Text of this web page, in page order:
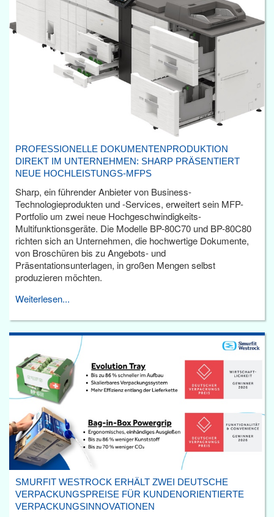
PROFESSIONELLE DOKUMENTENPRODUKTION
DIREKT IM UNTERNEHMEN: SHARP PRÄSENTIERT
NEUE HOCHLEISTUNGS-MFPS
Sharp, ein führender Anbieter von Business-
Technologieprodukten und -Services, erweitert sein MFP-
Portfolio um zwei neue Hochgeschwindigkeits-
Multifunktionsgeräte. Die Modelle BP-80C70 und BP-80C80
richten sich an Unternehmen, die hochwertige Dokumente,
von Broschüren bis zu Angebots- und
Präsentationsunterlagen, in großen Mengen selbst
produzieren möchten.
Weiterlesen...
SMURFIT WESTROCK ERHÄLT ZWEI DEUTSCHE
VERPACKUNGSPREISE FÜR KUNDENORIENTIERTE
VERPACKUNGSINNOVATIONEN